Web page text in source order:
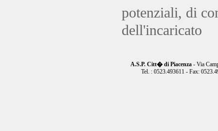
potenziali, di
dell'incaricato
A.S.P. Citt� di Piacenza - Via
Tel. : 0523.493611 - Fax: